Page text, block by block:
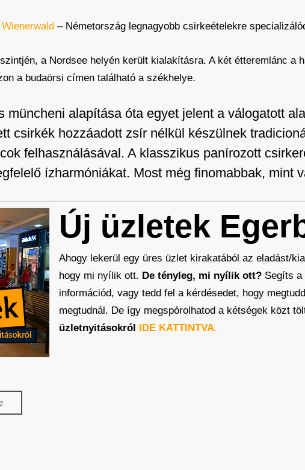
Wienerwald – Németország legnagyobb csirkeételekre
a Nordsee helyén került kialakításra. A két étteremlánc a
a budaörsi címen található a székhelye.
müncheni alapítása óta egyet jelent a válogatott
csirkék hozzáadott zsír nélkül készülnek
felhasználásával. A klasszikus panírozott
ízharmóniákat. Most még finomabbak, mint
Új üzletek
Ahogy lekerül egy üres üzlet kirakatából az eladást/
hogy mi nyílik ott. De tényleg, mi nyílik ott? Segíts a
információd, vagy tedd fel a kérdésedet, hogy
megtudnál. De így megspórolhatod a kétségek közt
üzletnyitásokról IDE KATTINTVA.